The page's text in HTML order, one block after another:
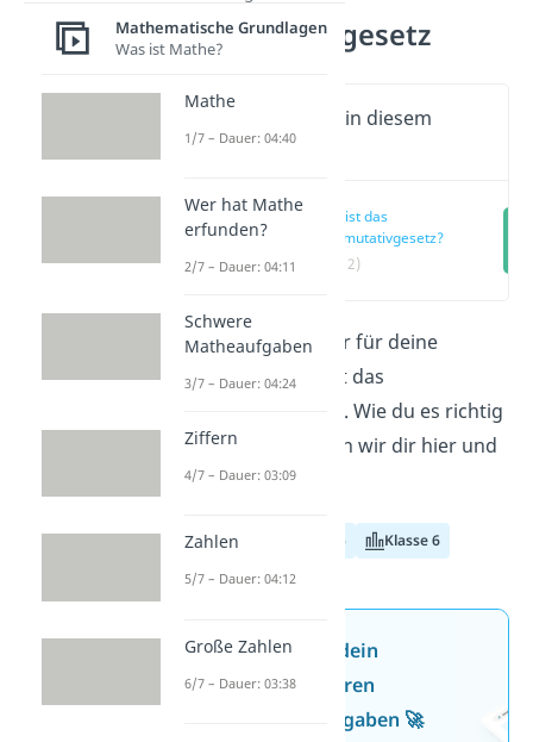
Kommutativgesetz
Wichtige Inhalte in diesem
Video
Was ist das
Kommutativgesetz?
(00:12)
Ein nützlicher Helfer für deine
Rechenaufgaben ist das
. Wie du es richtig
anwendest, erklären wir dir hier und
imVideo!
Klasse 4 Klasse 5 Klasse 6
Jetzt neu: Teste dein
Wissen mit unseren
kostenlosen Aufgaben 🚀
Mathematische Grundlagen
Was ist Mathe?
Mathe
1/7 – Dauer: 04:40
Wer hat Mathe
erfunden?
2/7 – Dauer: 04:11
Schwere
Matheaufgaben
3/7 – Dauer: 04:24
Ziffern
4/7 – Dauer: 03:09
Zahlen
5/7 – Dauer: 04:12
Große Zahlen
6/7 – Dauer: 03:38